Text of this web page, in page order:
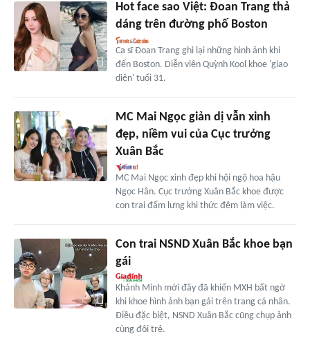
Hot face sao Việt: Đoan Trang thả
dáng trên đường phố Boston
Ca sĩ Đoan Trang ghi lại những hình ảnh khi
đến Boston. Diễn viên Quỳnh Kool khoe 'giao
diện' tuổi 31.
MC Mai Ngọc giản dị vẫn xinh
đẹp, niềm vui của Cục trưởng
Xuân Bắc
MC Mai Ngọc xinh đẹp khi hội ngộ hoa hậu
Ngọc Hân. Cục trưởng Xuân Bắc khoe được
con trai đấm lưng khi thức đêm làm việc.
Con trai NSND Xuân Bắc khoe bạn
gái
Khánh Minh mới đây đã khiến MXH bất ngờ
khi khoe hình ảnh bạn gái trên trang cá nhân.
Điều đặc biệt, NSND Xuân Bắc cũng chụp ảnh
cùng đôi trẻ.